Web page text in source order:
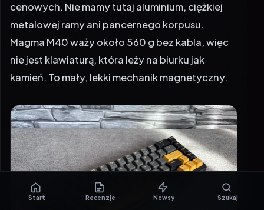
cenowych. Nie mamy tutaj aluminium, ciężkiej
metalowej ramy ani pancernego korpusu.
Magma M40 waży około 560 g bez kabla, więc
nie jest klawiaturą, która leży na biurku jak
kamień. To mały, lekki mechanik magnetyczny.
Start Recenzje Newsy Szukaj